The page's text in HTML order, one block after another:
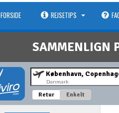
FORSIDE REJSETIPS
SAMMENLIGN
Danmark
Retur Enkelt